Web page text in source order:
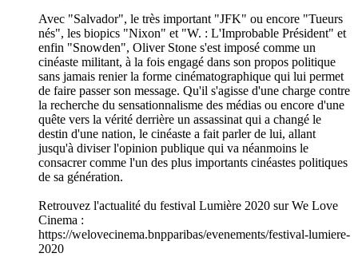
Avec "Salvador", le très important "JFK" ou encore "Tueurs
nés", les biopics "Nixon" et "W. : L'Improbable Président" et
enfin "Snowden", Oliver Stone s'est imposé comme un
cinéaste militant, à la fois engagé dans son propos politique
sans jamais renier la forme cinématographique qui lui permet
de faire passer son message. Qu'il s'agisse d'une charge contre
la recherche du sensationnalisme des médias ou encore d'une
quête vers la vérité derrière un assassinat qui a changé le
destin d'une nation, le cinéaste a fait parler de lui, allant
jusqu'à diviser l'opinion publique qui va néanmoins le
consacrer comme l'un des plus importants cinéastes politiques
de sa génération.
Retrouvez l'actualité du festival Lumière 2020 sur We Love
Cinema :
https://welovecinema.bnpparibas/evenements/festival-lumiere-
2020